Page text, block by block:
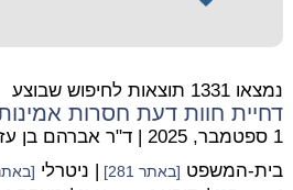
נמצאו 1331 תוצאות לחיפוש שבוצע
דחיית חוות דעת חסרות
1 ספטמבר, 2025 | ד"ר אברהם בן
בית-המשפט [באתר 281] | ניטרלי [באתר